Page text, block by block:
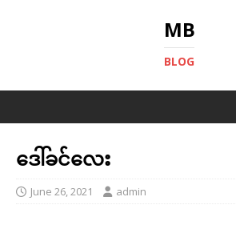
MB
BLOG
ဒေါ်ခင်လေး
June 26, 2021 admin